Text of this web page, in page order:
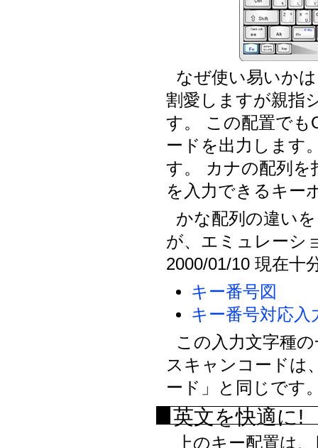
なぜ使い易いか
割愛しますが親指
す。 この配置でも
ードを出力します
す。 カナの配列を
を入力できるキー
かな配列の違い
が、エミュレーシ
2000/01/10 現在十
キー番号図
キー番号対応入
この入力文字種
スキャンコードは
ード」と同じです
英文を快適に!
上のキー配置は